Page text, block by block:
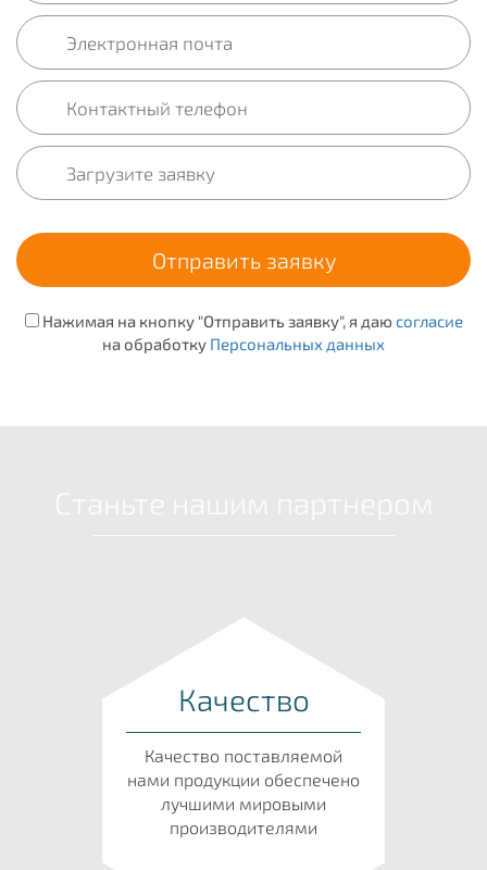
Нажимая на кнопку "Отправить заявку", я даю согласие
на обработку Персональных данных
Качество
Качество поставляемой
нами продукции обеспечено
лучшими мировыми
производителями